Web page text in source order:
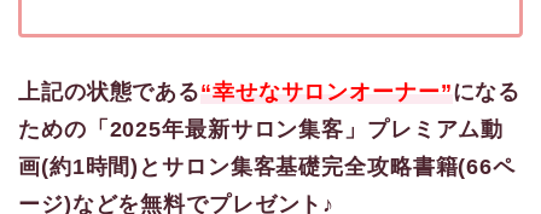
上記の状態である“幸せなサロンオーナー”になる
ための「2025年最新サロン集客」プレミアム動
画(約1時間)とサロン集客基礎完全攻略書籍(66ペ
ージ)などを無料でプレゼント♪